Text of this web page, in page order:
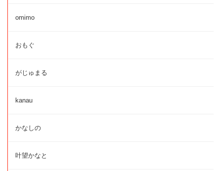
omimo
おもぐ
がじゅまる
kanau
かなしの
叶望かなと